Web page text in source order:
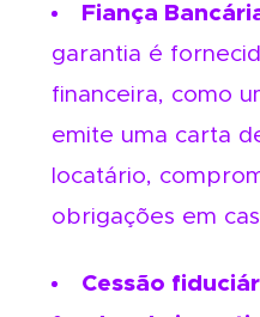
Fiança
garantia é
financeira, como
emite uma carta
locatário,
obrigações em
Cessão